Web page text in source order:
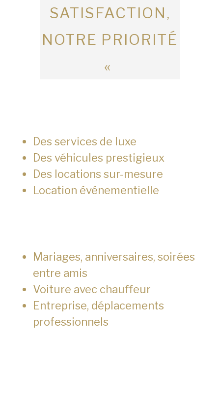
SATISFACTION,
NOTRE PRIORITÉ
«
Des services de luxe
Des véhicules prestigieux
Des locations sur-mesure
Location événementielle
Mariages, anniversaires, soirées
entre amis
Voiture avec chauffeur
Entreprise, déplacements
professionnels